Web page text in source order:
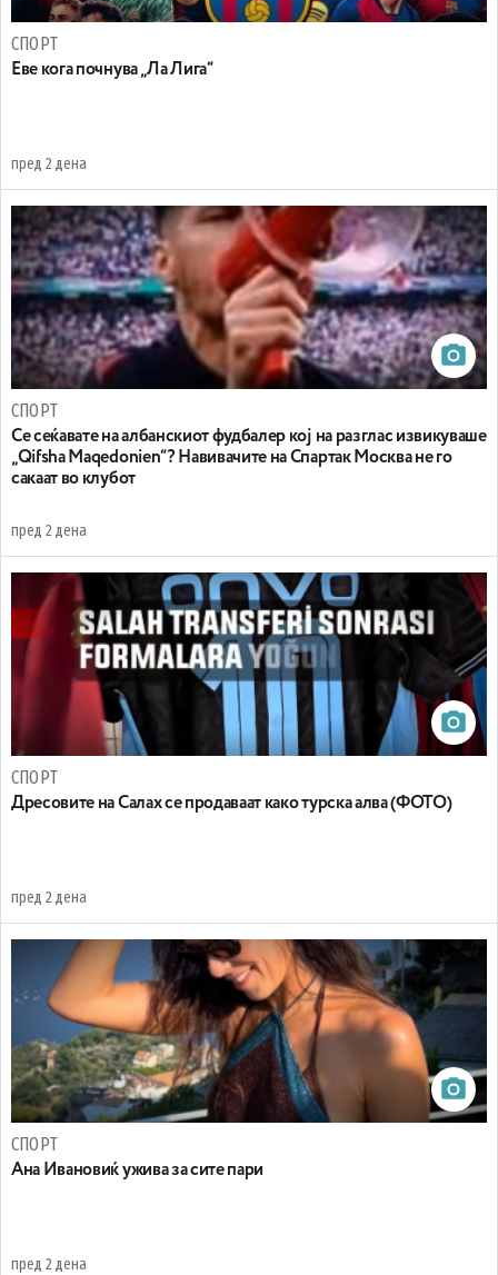
СПОРТ
Еве кога почнува „Ла Лига“
пред 2 дена
СПОРТ
Се сеќавате на албанскиот фудбалер кој на разглас извикуваше
„Qifsha Maqedonien“? Навивачите на Спартак Москва не го
сакаат во клубот
пред 2 дена
СПОРТ
Дресовите на Салах се продаваат како турска алва (ФОТО)
пред 2 дена
СПОРТ
Ана Ивановиќ ужива за сите пари
пред 2 дена